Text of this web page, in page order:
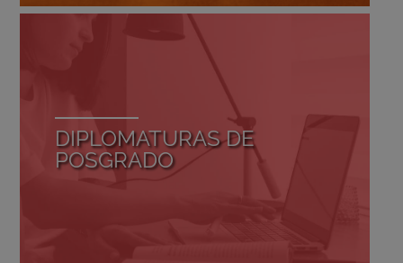
DIPLOMATURAS DE
POSGRADO